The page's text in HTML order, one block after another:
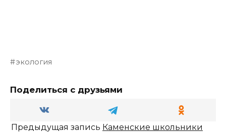
экология
Поделиться с друзьями
Предыдущая запись Каменские школьники